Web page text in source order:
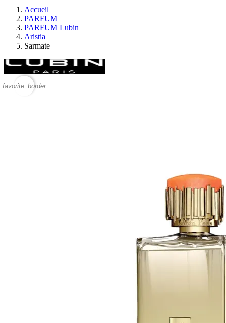
Accueil
PARFUM
PARFUM Lubin
Aristia
Sarmate
favorite_border